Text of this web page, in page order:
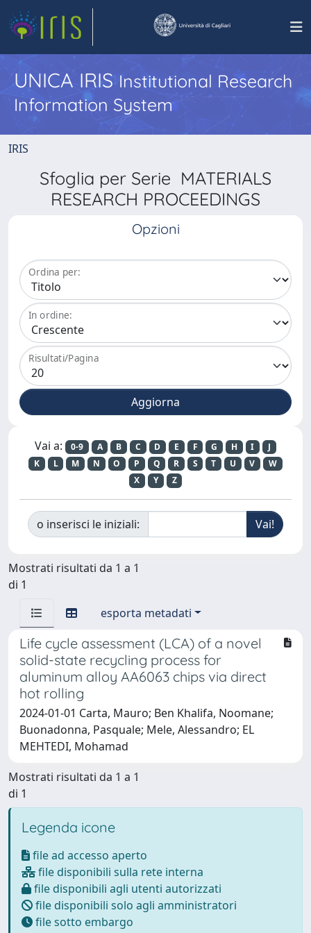
UNICA IRISInstitutional Research
Information System
IRIS
Sfoglia per Serie MATERIALS
RESEARCH PROCEEDINGS
Opzioni
Ordina per:
In ordine:
Risultati/Pagina
Vai a: 0-9 A B C D E F G H I
J
K
L M N O P Q R S T U V
W
X
Y Z
o inserisci le iniziali:
Mostrati risultati da 1 a 1
di 1
esporta metadati
Life cycle assessment (LCA) of a novel
solid-state recycling process for
aluminum alloy AA6063 chips via direct
hot rolling
2024-01-01 Carta, Mauro; Ben Khalifa, Noomane;
Buonadonna, Pasquale; Mele, Alessandro; EL
MEHTEDI, Mohamad
Mostrati risultati da 1 a 1
di 1
Legenda icone
file ad accesso aperto
file disponibili sulla rete interna
file disponibili agli utenti autorizzati
file disponibili solo agli amministratori
file sotto embargo